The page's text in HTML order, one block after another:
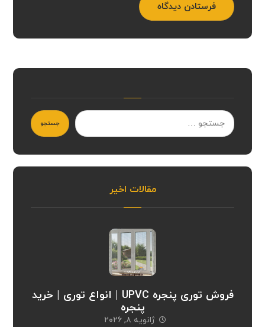
فرستادن دیدگاه
جستجو
مقالات اخیر
فروش توری پنجره UPVC | انواع توری | خرید
پنجره
ژانویه ۸, ۲۰۲۶